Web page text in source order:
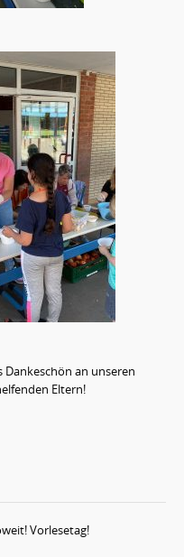
Dankeschön an unseren
Eltern!
Vorlesetag!